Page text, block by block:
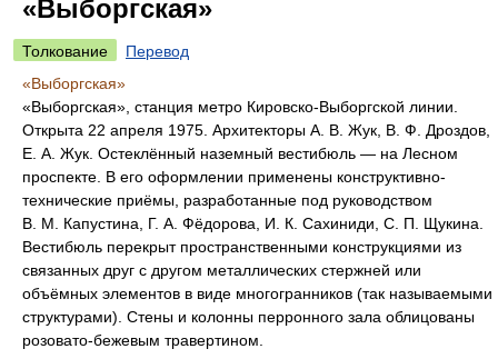
«Выборгская»
Толкование
Перевод
«Выборгская»
«Выборгская», станция метро Кировско-Выборгской линии.
Открыта 22 апреля 1975. Архитекторы А. В. Жук, В. Ф. Дроздов,
Е. А. Жук. Остеклённый наземный вестибюль — на Лесном
проспекте. В его оформлении применены конструктивно-
технические приёмы, разработанные под руководством
В. М. Капустина, Г. А. Фёдорова, И. К. Сахиниди, С. П. Щукина.
Вестибюль перекрыт пространственными конструкциями из
связанных друг с другом металлических стержней или
объёмных элементов в виде многогранников (так называемыми
структурами). Стены и колонны перронного зала облицованы
розовато-бежевым травертином.